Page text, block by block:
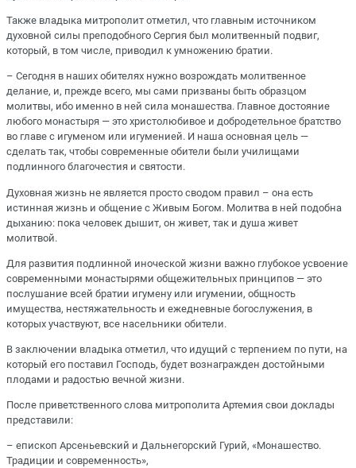
Также владыка митрополит отметил, что главным источником
духовной силы преподобного Сергия был молитвенный подвиг,
который, в том числе, приводил к умножению братии.
– Сегодня в наших обителях нужно возрождать молитвенное
делание, и, прежде всего, мы сами призваны быть образцом
молитвы, ибо именно в ней сила монашества. Главное достояние
любого монастыря — это христолюбивое и добродетельное братство
во главе с игуменом или игуменией. И наша основная цель —
сделать так, чтобы современные обители были училищами
подлинного благочестия и святости.
Духовная жизнь не является просто сводом правил – она есть
истинная жизнь и общение с Живым Богом. Молитва в ней подобна
дыханию: пока человек дышит, он живет, так и душа живет
молитвой.
Для развития подлинной иноческой жизни важно глубокое усвоение
современными монастырями общежительных принципов — это
послушание всей братии игумену или игумении, общность
имущества, нестяжательность и ежедневные богослужения, в
которых участвуют, все насельники обители.
В заключении владыка отметил, что идущий с терпением по пути, на
который его поставил Господь, будет вознагражден достойными
плодами и радостью вечной жизни.
После приветственного слова митрополита Артемия свои доклады
представили:
– епископ Арсеньевский и Дальнегорский Гурий, «Монашество.
Традиции и современность»,